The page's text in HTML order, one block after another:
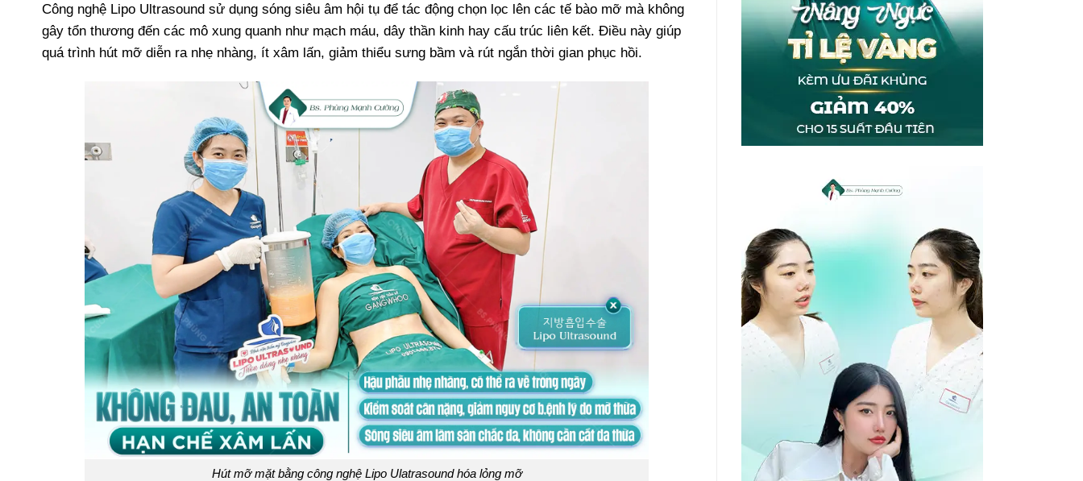
Công nghệ Lipo Ultrasound sử dụng sóng siêu âm hội tụ để tác động chọn lọc lên các tế bào mỡ mà không
gây tổn thương đến các mô xung quanh như mạch máu, dây thần kinh hay cấu trúc liên kết. Điều này giúp
quá trình hút mỡ diễn ra nhẹ nhàng, ít xâm lấn, giảm thiểu sưng bầm và rút ngắn thời gian phục hồi.
Hút mỡ mặt bằng công nghệ Lipo Ulatrasound hóa lỏng mỡ